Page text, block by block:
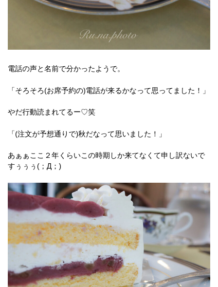
電話の声と名前で分かったようで。
「そろそろ(お席予約の)電話が来るかなって思ってました！」
やだ行動読まれてるー♡笑
「(注文が予想通りで)秋だなって思いました！」
あぁぁここ２年くらいこの時期しか来てなくて申し訳ないで
すぅぅぅ(；Д；)